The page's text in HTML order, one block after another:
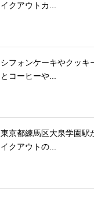
イクアウトカ...
シフォンケーキやクッキ
とコーヒーや...
東京都練馬区大泉学園駅
イクアウトの...